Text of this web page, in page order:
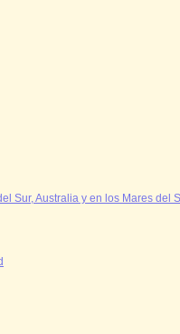
Sur, Australia y en los Mares del